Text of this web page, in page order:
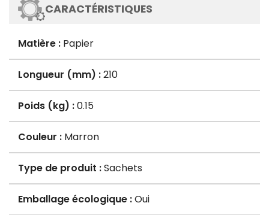
CARACTÉRISTIQUES
Matière : Papier
Longueur (mm) :210
Poids (kg) :0.15
Couleur : Marron
Type de produit :Sachets
Emballage écologique :Oui